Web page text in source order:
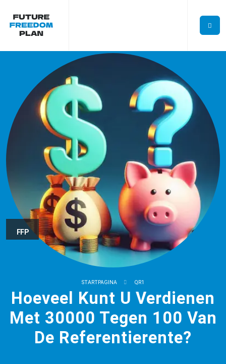
FFP
STARTPAGINA QR1
Hoeveel Kunt U Verdienen
Met 30000 Tegen 100 Van
De Referentierente?